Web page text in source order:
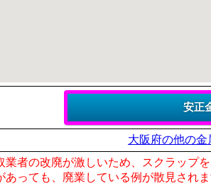
大阪府の他の
業者の改廃が激しいため、スクラップ
あっても、廃業している例が散見されま